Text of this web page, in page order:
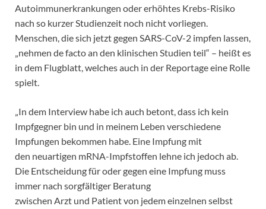
Autoimmunerkrankungen oder erhöhtes Krebs-Risiko
nach so kurzer Studienzeit noch nicht vorliegen.
Menschen, die sich jetzt gegen SARS-CoV-2 impfen lassen,
„nehmen de facto an den klinischen Studien teil“ – heißt es
in dem Flugblatt, welches auch in der Reportage eine Rolle
spielt.
„In dem Interview habe ich auch betont, dass ich kein
Impfgegner bin und in meinem Leben verschiedene
Impfungen bekommen habe. Eine Impfung mit
den neuartigen mRNA-Impfstoffen lehne ich jedoch ab.
Die Entscheidung für oder gegen eine Impfung muss
immer nach sorgfältiger Beratung
zwischen Arzt und Patient von jedem einzelnen selbst